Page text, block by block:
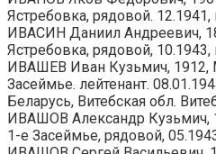
Ястребовка, рядовой.
ИВАСИН Даниил Андреевич,
Ястребовка, рядовой,
ИВАШЕВ Иван Кузьмич, 1912,
Засеймье. лейтенант.
Беларусь, Витебская обл.
ИВАШОВ Александр Кузьмич,
1-е Засеймье, рядовой,